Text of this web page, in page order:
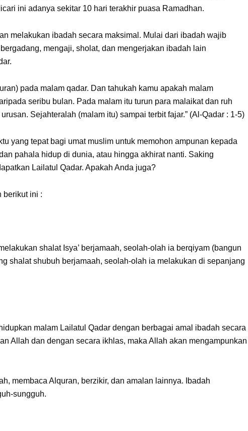
ini adanya sekitar 10 hari terakhir puasa Ramadhan.
melakukan ibadah secara maksimal. Mulai dari ibadah wajib
mengaji, sholat, dan mengerjakan ibadah lain
pada malam qadar. Dan tahukah kamu apakah malam
seribu bulan. Pada malam itu turun para malaikat dan ruh
Sejahteralah (malam itu) sampai terbit fajar.” (Al-Qadar : 1-5)
yang tepat bagi umat muslim untuk memohon ampunan kepada
pahala hidup di dunia, atau hingga akhirat nanti. Saking
Lailatul Qadar. Apakah Anda juga?
berikut ini :
shalat Isya’ berjamaah, seolah-olah ia berqiyam (bangun
shalat shubuh berjamaah, seolah-olah ia melakukan di sepanjang
malam Lailatul Qadar dengan berbagai amal ibadah secara
Allah dan dengan secara ikhlas, maka Allah akan mengampunkan
membaca Alquran, berzikir, dan amalan lainnya. Ibadah
sungguh.